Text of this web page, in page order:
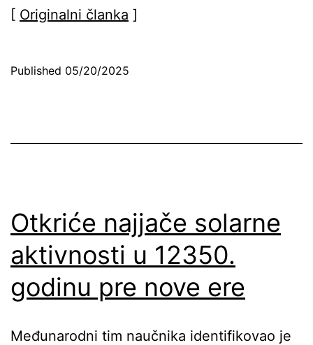
[ Originalni članka ]
Published 05/20/2025
Otkriće najjače solarne
aktivnosti u 12350.
godinu pre nove ere
Međunarodni tim naučnika identifikovao je